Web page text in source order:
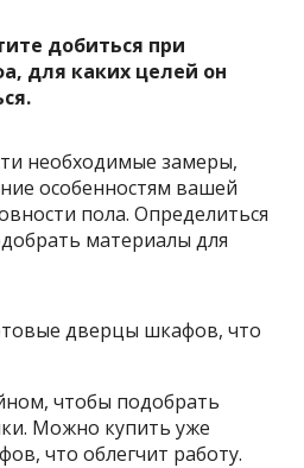
добиться при
для каких целей он
необходимые замеры,
особенностям вашей
пола. Определиться
материалы для
дверцы шкафов, что
чтобы подобрать
Можно купить уже
что облегчит работу.